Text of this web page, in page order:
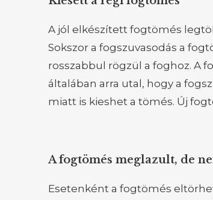
A jól elkészített fogtömés
Sokszor a fogszuvasodás a
rosszabbul rögzül a foghoz. A
általában arra utal, hogy a
miatt is kieshet a tömés. Új
A fogtömés meglazult, de
Esetenként a fogtömés